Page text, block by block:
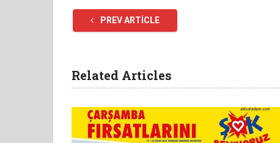
PREV ARTICLE
Related Articles